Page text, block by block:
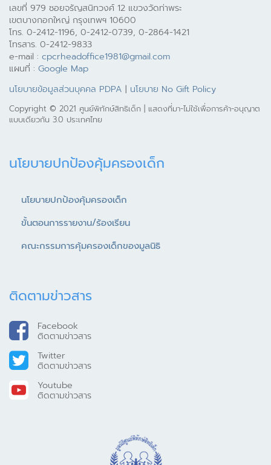
เลขที่ 979 ซอยจรัญสนิทวงศ์ 12 แขวงวัดท่าพระ
เขตบางกอกใหญ่ กรุงเทพฯ 10600
โทร. 0-2412-1196, 0-2412-0739, 0-2864-1421
โทรสาร. 0-2412-9833
e-mail : cpcrheadoffice1981@gmail.com
แผนที่ : Google Map
นโยบายข้อมูลส่วนบุคคล PDPA | นโยบาย No Gift Policy
Copyright © 2021 ศูนย์พิทักษ์สิทธิเด็ก | แสดงที่มา-ไม่ใช้เพื่อการค้า-อนุญาต
แบบเดียวกัน 3.0 ประเทศไทย
นโยบายปกป้องคุ้มครองเด็ก
นโยบายปกป้องคุ้มครองเด็ก
ขั้นตอนการรายงาน/ร้องเรียน
คณะกรรมการคุ้มครองเด็กของมูลนิธิ
ติดตามข่าวสาร
Facebook
ติดตามข่าวสาร
Twitter
ติดตามข่าวสาร
Youtube
ติดตามข่าวสาร